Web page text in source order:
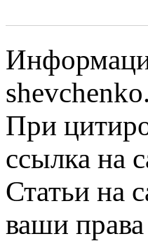
При
ссылка на
Статьи на
ваши